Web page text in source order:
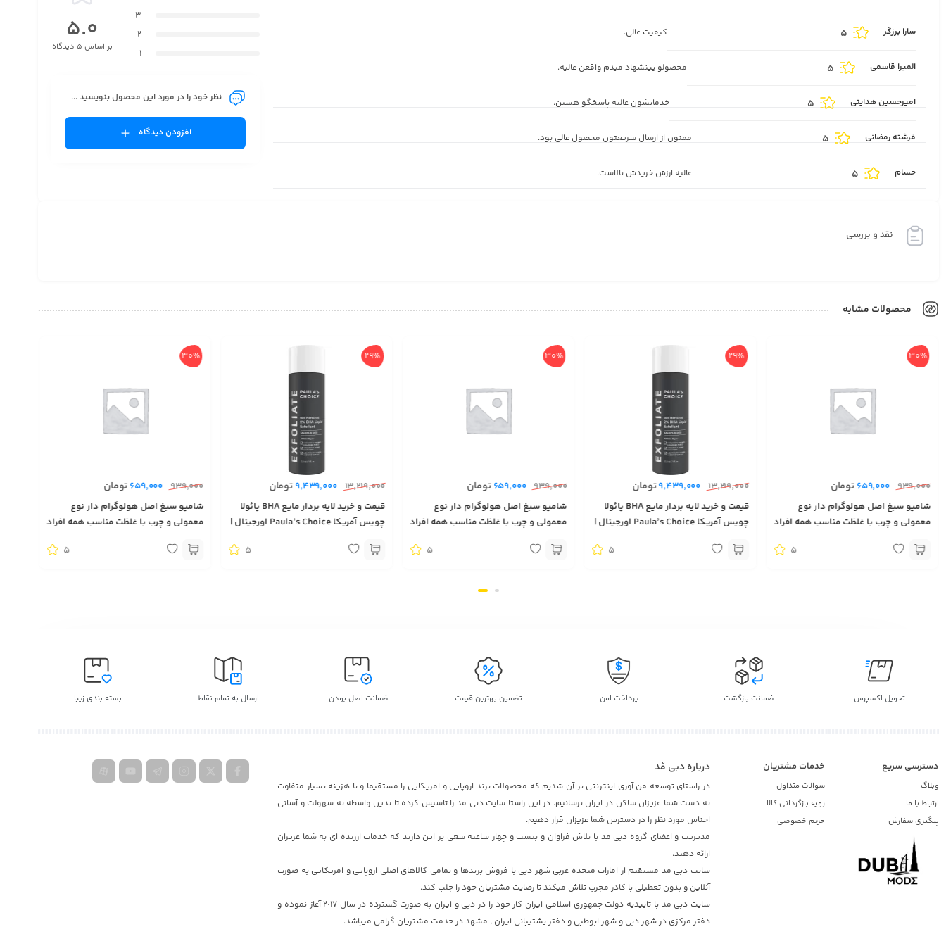
سارا برزگر 5 کیفیت عالی.
المیرا قاسمی 5 محصولو پینشهاد میدم واقعن عالیه.
امیرحسین هدایتی 5 خدماتشون عالیه پاسخگو هستن.
فرشته رمضانی 5 ممنون از ارسال سریعتون محصول عالی بود.
حسام 5 عالیه ارزش خریدش بالاست.
3
2
1
5.0
بر اساس 5 دیدگاه
نظر خود را در مورد این محصول بنویسید ...
افزودن دیدگاه
نقد و بررسی
محصولات مشابه
30%
939,000
659,000 تومان
شامپو سبغ اصل هولوگرام دار نوع
معمولی و چرب با غلظت مناسب همه افراد
5
29%
13,219,000
9,439,000تومان
قیمت و خرید لایه بردار مایع BHA پائولا
چویس آمریکا Paula’s Choice اورجینال |
5
30%
939,000
659,000 تومان
شامپو سبغ اصل هولوگرام دار نوع
معمولی و چرب با غلظت مناسب همه افراد
5
29%
13,219,000
9,439,000تومان
قیمت و خرید لایه بردار مایع BHA پائولا
چویس آمریکا Paula’s Choice اورجینال |
5
30%
939,000
659,000 تومان
شامپو سبغ اصل هولوگرام دار نوع
معمولی و چرب با غلظت مناسب همه افراد
5
تحویل اکسپرس ضمانت بازگشت پرداخت امن تضمین بهترین قیمت ضمانت اصل بودن ارسال به تمام نقاط بسته بندی زیبا
دسترسی سریع
وبلاگ
ارتباط با ما
پیگیری سفارش
خدمات مشتریان
سوالات متداول
رویه بازگردانی کالا
حریم خصوصی
درباره دبی مُد
در راستای توسعه فن آوری اینترنتی بر آن شدیم که محصولات برند اروپایی و امریکایی را مستقیما و با هزینه بسیار متفاوت
به دست شما عزیزان ساکن در ایران برسانیم. در این راستا سایت دبی مد را تاسیس کرده تا بدین واسطه به سهولت و آسانی
اجناس مورد نظر را در دسترس شما عزیزان قرار دهیم.
مدیریت و اعضای گروه دبی مد با تلاش فراوان و بیست و چهار ساعته سعی بر این دارند که خدمات ارزنده ای به شما عزیزان
ارائه دهند.
سایت دبی مد مستقیم از امارات متحده عربی شهر دبی با فروش برندها و تمامی کالاهای اصلی اروپایی و امریکایی به صورت
آنلاین و بدون تعطیلی با کادر مجرب تلاش میکند تا رضایت مشتریان خود را جلب کند.
سایت دبی مد با تاییدیه دولت جمهوری اسلامی ایران کار خود را در دبی و ایران به صورت گسترده در سال ٢٠١۷ آغاز نموده و
دفتر مرکزی در شهر دبی و شهر ابوظبی و دفتر پشتیبانی ایران , مشهد در خدمت مشتریان گرامی میباشد.